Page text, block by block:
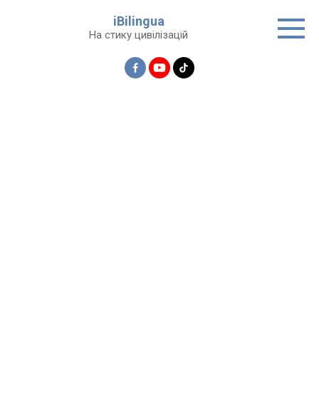
iBilingua
На стику цивілізацій